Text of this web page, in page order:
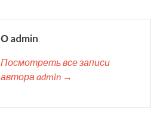
О admin
Посмотреть все записи
автора admin →